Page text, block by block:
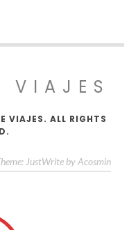
VIAJES
VIAJES. ALL RIGHTS
JustWrite by Acosmin